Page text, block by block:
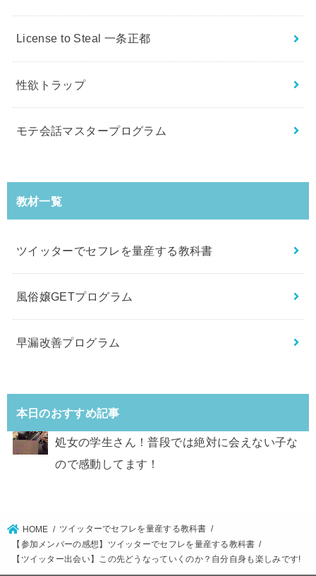
License to Steal 一条正都
性欲トラップ
モテ会話マスタープログラム
教材一覧
ツイッターでセフレを量産する教科書
風俗嬢GETプログラム
早漏改善プログラム
本日のおすすめ記事
処女の学生さん！普段では絶対に会えない子な
ので感動してます！
HOME
ツイッターでセフレを量産する教科書
【参加メンバーの感想】ツイッターでセフレを量産する教科書
【ツイッター出会い】この先どうなっていくのか？自分自身も楽しみです!